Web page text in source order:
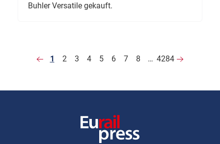
Buhler Versatile gekauft.
1 2 3 4 5 6 7 8 … 4284